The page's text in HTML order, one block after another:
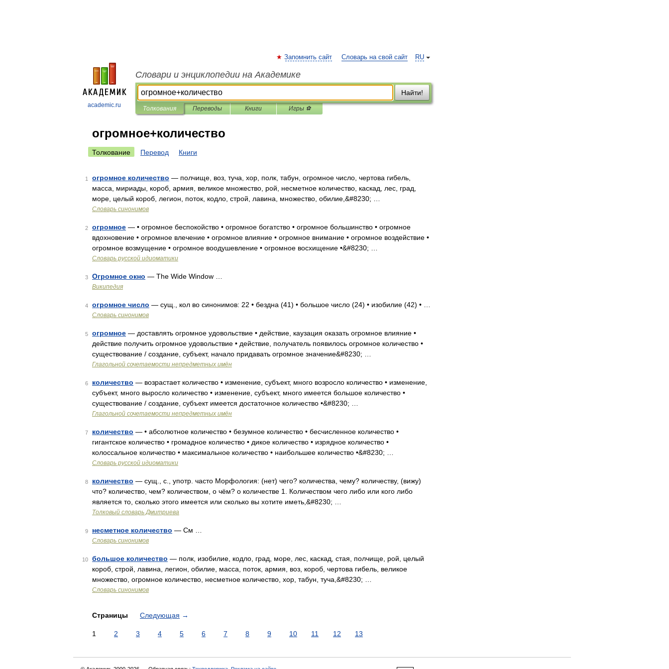
academic.ru
RU
Запомнить сайт Словарь на свой сайт
Словари и энциклопедии на Академике
Найти!
Толкования Переводы Книги Игры ⚽
огромное+количество
Толкование Перевод Книги
1 огромное количество — полчище, воз, туча, хор, полк, табун, огромное число, чертова гибель,
масса, мириады, короб, армия, великое множество, рой, несметное количество, каскад, лес, град,
море, целый короб, легион, поток, кодло, строй, лавина, множество, обилие,&#8230; …
Словарь синонимов
2 огромное — • огромное беспокойство • огромное богатство • огромное большинство • огромное
вдохновение • огромное влечение • огромное влияние • огромное внимание • огромное воздействие •
огромное возмущение • огромное воодушевление • огромное восхищение •&#8230; …
Словарь русской идиоматики
3 Огромное окно — The Wide Window …
Википедия
4 огромное число — сущ., кол во синонимов: 22 • бездна (41) • большое число (24) • изобилие (42) • …
Словарь синонимов
5 огромное — доставлять огромное удовольствие • действие, каузация оказать огромное влияние •
действие получить огромное удовольствие • действие, получатель появилось огромное количество •
существование / создание, субъект, начало придавать огромное значение&#8230; …
Глагольной сочетаемости непредметных имён
6 количество — возрастает количество • изменение, субъект, много возросло количество • изменение,
субъект, много выросло количество • изменение, субъект, много имеется большое количество •
существование / создание, субъект имеется достаточное количество •&#8230; …
Глагольной сочетаемости непредметных имён
7 количество — • абсолютное количество • безумное количество • бесчисленное количество •
гигантское количество • громадное количество • дикое количество • изрядное количество •
колоссальное количество • максимальное количество • наибольшее количество •&#8230; …
Словарь русской идиоматики
8 количество — сущ., с., употр. часто Морфология: (нет) чего? количества, чему? количеству, (вижу)
что? количество, чем? количеством, о чём? о количестве 1. Количеством чего либо или кого либо
является то, сколько этого имеется или сколько вы хотите иметь,&#8230; …
Толковый словарь Дмитриева
9 несметное количество — См …
Словарь синонимов
10 большое количество — полк, изобилие, кодло, град, море, лес, каскад, стая, полчище, рой, целый
короб, строй, лавина, легион, обилие, масса, поток, армия, воз, короб, чертова гибель, великое
множество, огромное количество, несметное количество, хор, табун, туча,&#8230; …
Словарь синонимов
Страницы Следующая →
1 2 3 4 5 6 7 8 9 10 11 12 13